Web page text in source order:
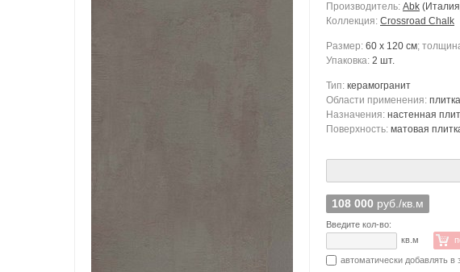
Производитель: Abk
Коллекция: Crossroad Chalk
Размер: 60 x 120 см;
Упаковка: 2 шт.
Тип: керамогранит
Области применения:
Назначения: настенная
Поверхность: матовая
108 000 руб./кв.м
Введите кол-во:
кв.м
автоматически добавлять в